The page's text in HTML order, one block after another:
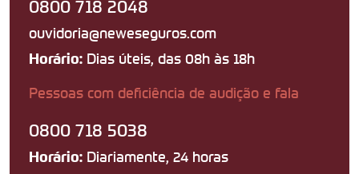
0800 718 2048
ouvidoria@neweseguros.com
Horário: Dias úteis, das 08h às 18h
Pessoas com deficiência de audição e fala
0800 718 5038
Horário: Diariamente, 24 horas